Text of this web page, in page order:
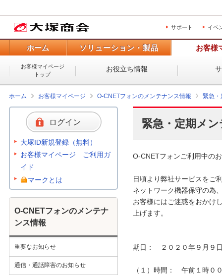
サポート イベ
ホーム ソリューション・製品 お客様
お客様マイページ
トップ
お役立ち情報
ホーム お客様マイページ O-CNETフォンのメンテナンス情報 緊急・
緊急・定期メ
O-CNETフォンご利用中の
日頃より弊社サービスをご
ネットワーク機器保守の為
お客様にはご迷惑をおかけ
上げます。
期日：　２０２０年９月９
（１）時間：　午前１時０
ログイン
大塚ID新規登録（無料）
お客様マイページ ご利用ガ
イド
マークとは
O-CNETフォンのメンテナ
ンス情報
重要なお知らせ
通信・通話障害のお知らせ